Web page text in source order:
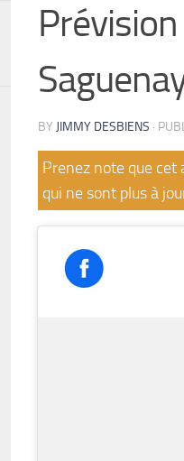
BY JIMMY DESBIENS ·
Prenez note que
qui ne sont plus à